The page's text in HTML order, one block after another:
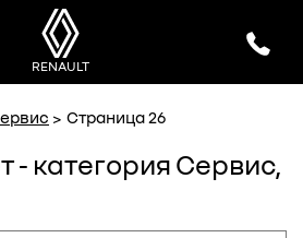
RENAULT
Страница 26
- категория Сервис,